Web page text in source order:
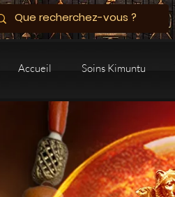
Accueil Soins Kimuntu